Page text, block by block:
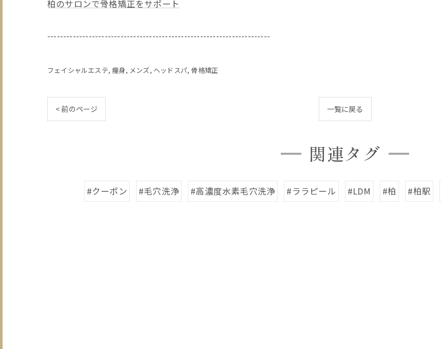
柏のサロンで骨格矯正をサポート
----------------------------------------------------------------------
フェイシャルエステ 痩身 メンズ ヘッドスパ 骨格矯正
< 前のページ 一覧に戻る
関連タグ
#クーポン #毛穴洗浄 #高濃度水素毛穴洗浄 #ララピール #LDM #柏 #柏駅